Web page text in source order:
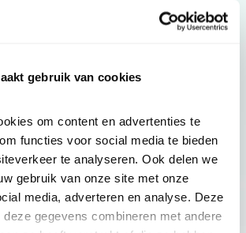
gebruik van cookies
om content en advertenties te
functies voor social media te bieden
te analyseren. Ook delen we
gebruik van onze site met onze
media, adverteren en analyse. Deze
deze gegevens combineren met andere
nieuws, inspiratie, acties en tips
van Vogelbescherming.